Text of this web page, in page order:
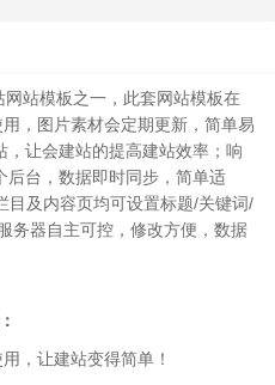
网站模板之一，此套网站模板在
，图片素材会定期更新，简单易
让会建站的提高建站效率；响
后台，数据即时同步，简单适
目及内容页均可设置标题/关键词/
务器自主可控，修改方便，数据
，让建站变得简单！